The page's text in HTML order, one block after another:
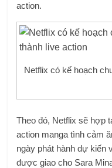
action.
Netflix có kế hoạch
Theo đó, Netflix sẽ hợp
action manga tình cảm
ngày phát hành dự kiến
được giao cho Sara